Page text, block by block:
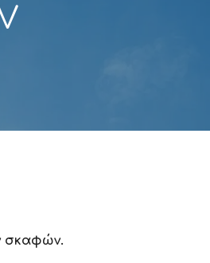
σκαφών.